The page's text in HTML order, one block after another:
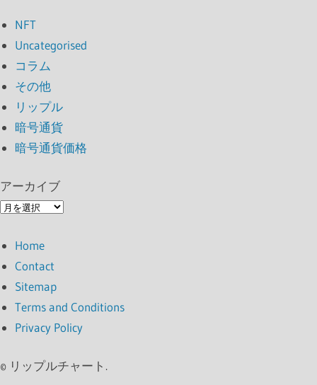
NFT
Uncategorised
コラム
その他
リップル
暗号通貨
暗号通貨価格
アーカイブ
ア
カ
イ
ブ
Home
Contact
Sitemap
Terms and Conditions
Privacy Policy
© リップルチャート.